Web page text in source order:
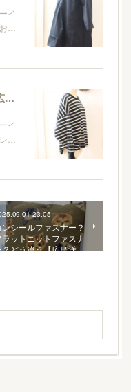
イ
…
失敗しないニット生地の縫い方【広島洋裁教室・てくてくソーイング】
イ
…
23:05
ンシールファスナー？
ラットニットファスナ
？どう違う【広島洋…